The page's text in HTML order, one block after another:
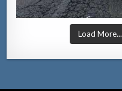
Load More...